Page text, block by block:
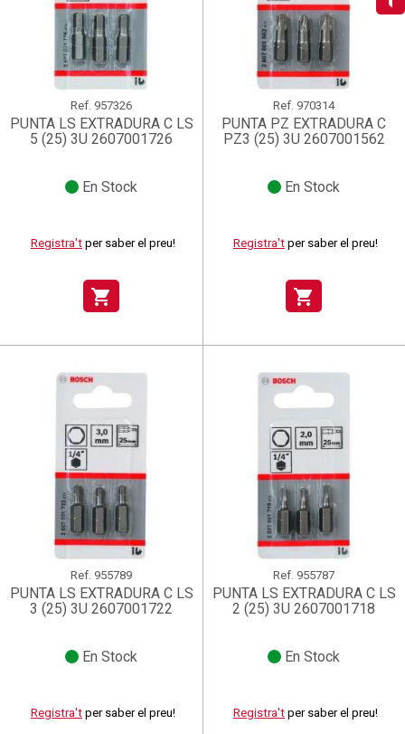
add_circle_outline
Cancel·lar Crear una llista de desitjos
((cancelText)) ((deleteText))
Connectar-se
((cancelText)) (( actionText ))
((cancelText)) ((renameText))
Ref. 957326
PUNTA LS EXTRADURA C LS
5 (25) 3U 2607001726
En Stock
Registra't per saber el preu!
shopping_cart
Ref. 970314
PUNTA PZ EXTRADURA C
PZ3 (25) 3U 2607001562
En Stock
Registra't per saber el preu!
shopping_cart
Ref. 955789
PUNTA LS EXTRADURA C LS
3 (25) 3U 2607001722
En Stock
Registra't per saber el preu!
Ref. 955787
PUNTA LS EXTRADURA C LS
2 (25) 3U 2607001718
En Stock
Registra't per saber el preu!